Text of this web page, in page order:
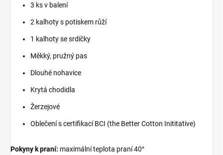
3 ks v balení
2 kalhoty s potiskem růží
1 kalhoty se srdíčky
Měkký, pružný pas
Dlouhé nohavice
Krytá chodidla
Žerzejové
Oblečení s certifikací BCI (the Better Cotton Inititative)
Pokyny k praní: maximální teplota praní 40°